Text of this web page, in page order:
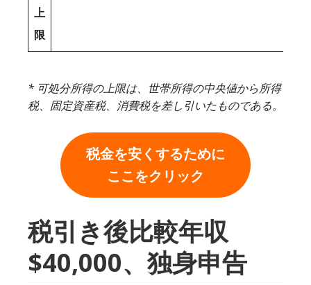
上
限
* 可処分所得の上限は、世帯所得の中央値から所得
税、固定資産税、消費税を差し引いたものである。
税金を安くするために
ここをクリック
税引き後比較年収
$40,000、独身申告